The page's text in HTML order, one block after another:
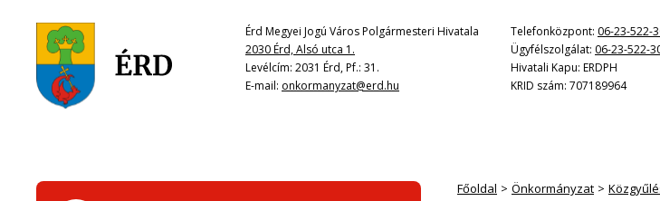
Érd Megyei Jogú Város Polgármesteri Hivatala
2030 Érd, Alsó utca 1.
Levélcím: 2031 Érd, Pf.: 31.
E-mail: onkormanyzat@erd.hu
Telefonközpont: 06-23-522-
Ügyfélszolgálat: 06-23-522-
Hivatali Kapu: ERDPH
KRID szám: 707189964
Főoldal Önkormányzat